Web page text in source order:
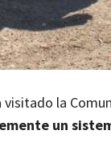
visitado la
un